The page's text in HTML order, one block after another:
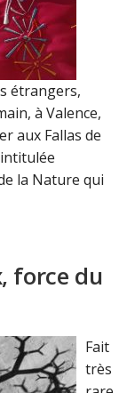
étrangers,
à Valence,
aux Fallas de
la Nature qui
force du
Fait
très